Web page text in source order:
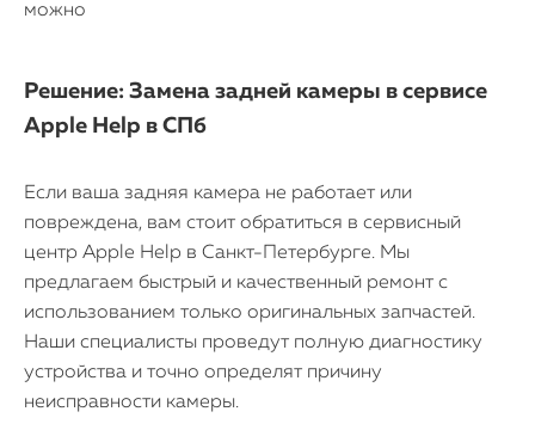
можно
Решение: Замена задней камеры в сервисе
Apple Help в СПб
Если ваша задняя камера не работает или
повреждена, вам стоит обратиться в сервисный
центр Apple Help в Санкт-Петербурге. Мы
предлагаем быстрый и качественный ремонт с
использованием только оригинальных запчастей.
Наши специалисты проведут полную диагностику
устройства и точно определят причину
неисправности камеры.